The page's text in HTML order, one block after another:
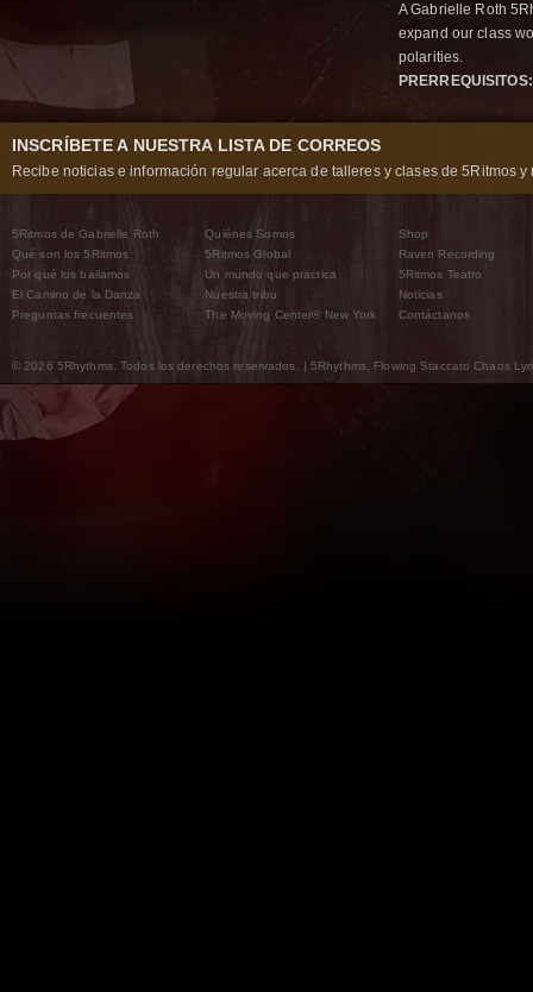
A Gabrielle Roth
expand our class
polarities.
PRERREQUISITOS:
INSCRÍBETE A NUESTRA LISTA DE CORREOS
Recibe noticias e información regular acerca de talleres y clases de 5Ritmos y
5Ritmos de Gabrielle Roth
Qué son los 5Ritmos
Por qué los bailamos
El Camino de la Danza
Preguntas frecuentes
Quiénes Somos
5Ritmos Global
Un mundo que practica
Nuestra tribu
The Moving Center® New York
Shop
Raven Recording
5Ritmos Teatro
Noticias
Contáctanos
© 2026 5Rhythms. Todos los derechos reservados. | 5Rhythms, Flowing Staccato Chaos